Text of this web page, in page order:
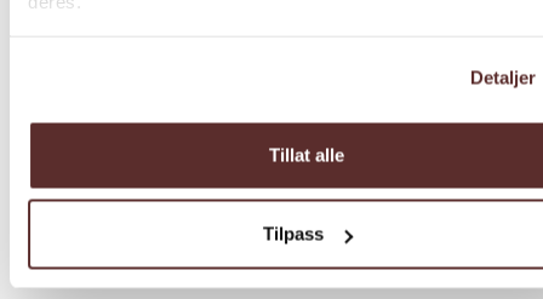
Detaljer
Tillat alle
Tilpass